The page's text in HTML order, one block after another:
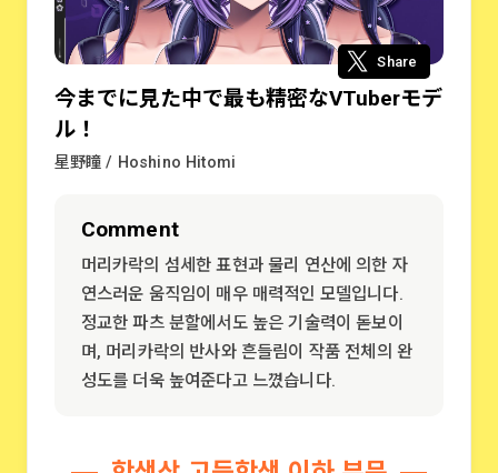
今までに見た中で最も精密なVTuberモデ
ル！
星野瞳 / Hoshino Hitomi
Share
Comment
머리카락의 섬세한 표현과 물리 연산에 의한 자
연스러운 움직임이 매우 매력적인 모델입니다.
정교한 파츠 분할에서도 높은 기술력이 돋보이
며, 머리카락의 반사와 흔들림이 작품 전체의 완
성도를 더욱 높여준다고 느꼈습니다.